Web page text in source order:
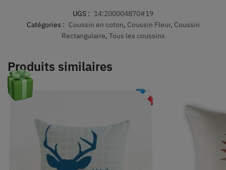
UGS : 14:200004870#19
Catégories : Coussin en coton, Coussin Fleur, Coussin
Rectangulaire, Tous les coussins
Produits similaires